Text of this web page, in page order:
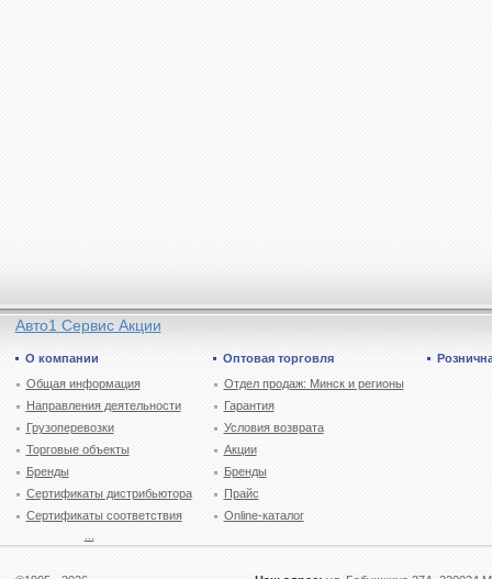
Авто1 Сервис Акции
О компании
Общая информация
Направления деятельности
Грузоперевозки
Торговые объекты
Бренды
Сертификаты дистрибьютора
Сертификаты соответствия
Оптовая торговля
Отдел продаж: Минск и регионы
Гарантия
Условия возврата
Акции
Бренды
Прайс
Online-каталог